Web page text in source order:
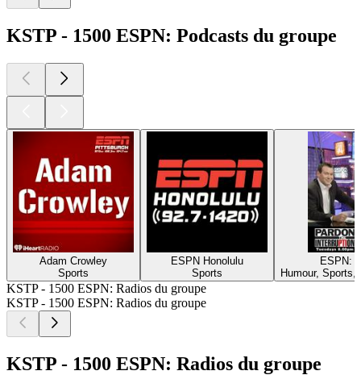
KSTP - 1500 ESPN: Podcasts du groupe
Adam Crowley
Sports
ESPN Honolulu
Sports
ESPN:
Humour,
KSTP - 1500 ESPN: Radios du groupe
KSTP - 1500 ESPN: Radios du groupe
KSTP - 1500 ESPN: Radios du groupe